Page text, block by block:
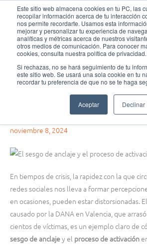
Este sitio web almacena cookies en tu PC, las
recopilar información acerca de tu interacción
nos permite recordarte. Usamos esta
mejorar y personalizar tu experiencia de
analíticas y métricas acerca de nuestros
otros medios de comunicación. Para conocer
cookies, consulta nuestra política de privacidad.
Si rechazas, no se hará seguimiento de tu
este sitio web. Se usará una sola cookie en tu
recordar tu preferencia de que no se te haga
Aceptar Declinar
contenido
Fundación Actívate
Pensamiento crítico
noviembre 8, 2024
En tiempos de crisis, la rapidez con la que
redes sociales nos lleva a formar
en ocasiones, pueden estar distorsionadas.
causado por la DANA en Valencia, que
cientos de víctimas, es un ejemplo claro de
sesgo de anclajey el proceso de activación